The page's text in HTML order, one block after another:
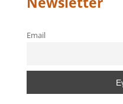
Email